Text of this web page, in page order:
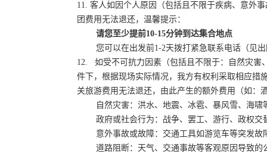
11. 客人如因个人原因（包括且不限于疾病、意外
团费用无法退还，温馨提示：
请您至少提前10-15分钟到达集合地点
您可以在出发前1-2天拨打紧急联系电话（见出
12. 如受不可抗力因素（包括且不限于：自然灾害
件下，根据现场实际情况，我方有权利采取相应措
关旅游费用无法退还，由此产生的额外费用（如：
自然灾害：洪水、地震、冰雹、暴风雪、海啸
政府或社会行为：战争、罢工、游行、政权交
意外事故或故障：交通工具如游览车等突发故
道路阻断：天气、交通事故等客观原因导致的